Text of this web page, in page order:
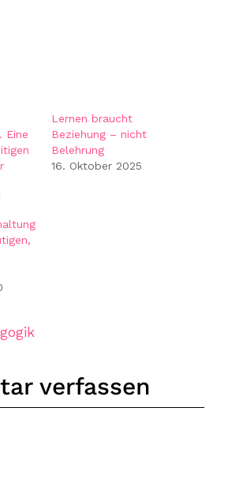
Eine
Lernen braucht
Beziehung – nicht
Belehrung
16. Oktober 2025
verfassen